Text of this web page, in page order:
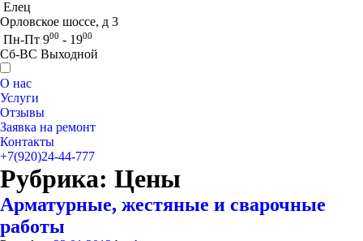
Елец
Орловское шоссе, д 3
Пн-Пт 900 - 1900
Сб-ВС Выходной
О нас
Услуги
Отзывы
Заявка на ремонт
Контакты
+7(920)24-44-777
Рубрика: Цены
Арматурные, жестяные и сварочные
работы